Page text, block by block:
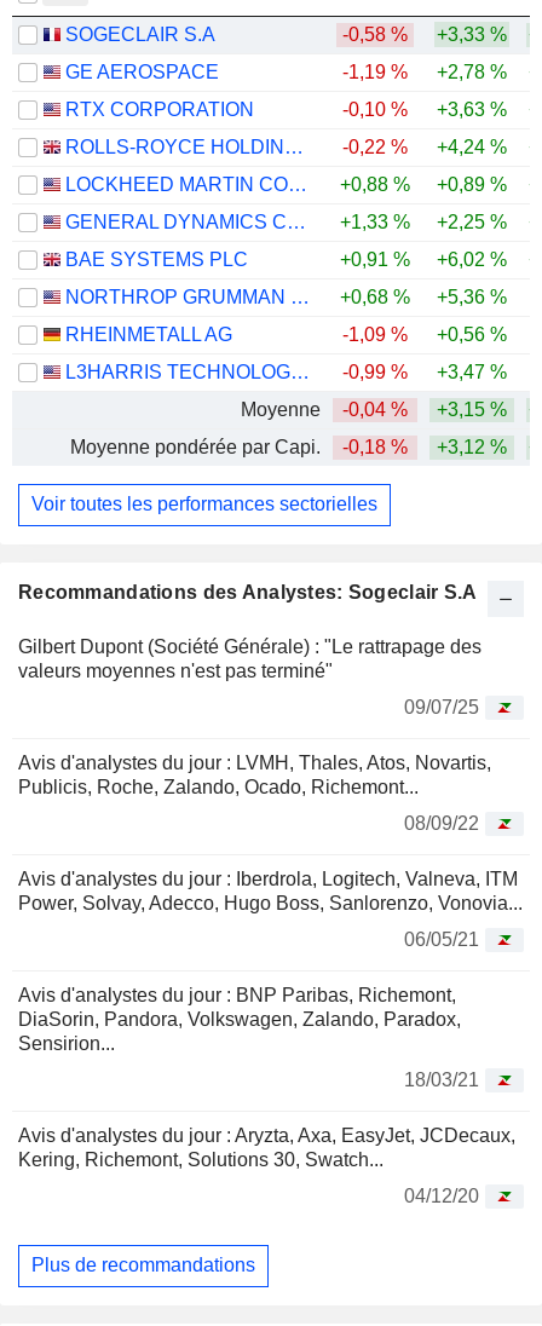
Recommandations des Analystes: Sogeclair S.A
Gilbert Dupont (Société Générale) : "Le rattrapage des
valeurs moyennes n'est pas terminé"
09/07/25
Avis d'analystes du jour : LVMH, Thales, Atos, Novartis,
Publicis, Roche, Zalando, Ocado, Richemont...
08/09/22
Avis d'analystes du jour : Iberdrola, Logitech, Valneva, ITM
Power, Solvay, Adecco, Hugo Boss, Sanlorenzo, Vonovia...
06/05/21
Avis d'analystes du jour : BNP Paribas, Richemont,
DiaSorin, Pandora, Volkswagen, Zalando, Paradox,
Sensirion...
18/03/21
Avis d'analystes du jour : Aryzta, Axa, EasyJet, JCDecaux,
Kering, Richemont, Solutions 30, Swatch...
04/12/20
Plus de recommandations
SOGECLAIR S.A -0,58 % +3,33 %
GE AEROSPACE
-1,19 % +2,78 %
RTX CORPORATION
-0,10 % +3,63 %
ROLLS-ROYCE HOLDINGS PLC
-0,22 % +4,24 %
LOCKHEED MARTIN CORPORATION
+0,88 % +0,89 %
GENERAL DYNAMICS CORPORATION
+1,33 % +2,25 %
BAE SYSTEMS PLC
+0,91 % +6,02 %
NORTHROP GRUMMAN CORPORATION
+0,68 % +5,36 %
RHEINMETALL AG
-1,09 % +0,56 %
L3HARRIS TECHNOLOGIES, INC.
-0,99 % +3,47 %
Moyenne
-0,04 % +3,15 %
Moyenne pondérée par Capi.
-0,18 % +3,12 %
Voir toutes les performances sectorielles